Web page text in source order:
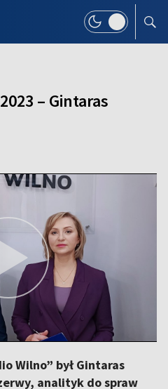
– Gintaras
Wilno” był Gintaras
analityk do spraw